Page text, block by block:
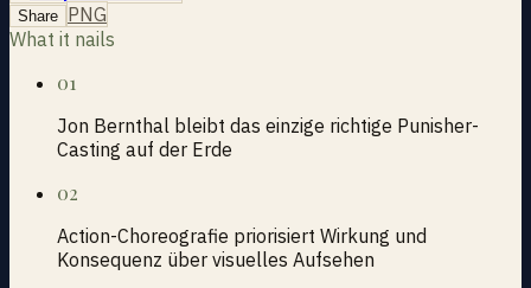
Share PNG
What it nails
01
Jon Bernthal bleibt das einzige richtige Punisher-
Casting auf der Erde
02
Action-Choreografie priorisiert Wirkung und
Konsequenz über visuelles Aufsehen